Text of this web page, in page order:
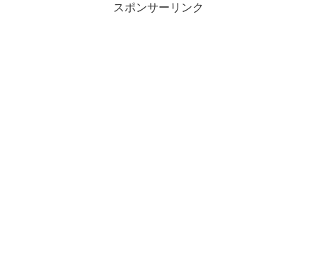
スポンサーリンク